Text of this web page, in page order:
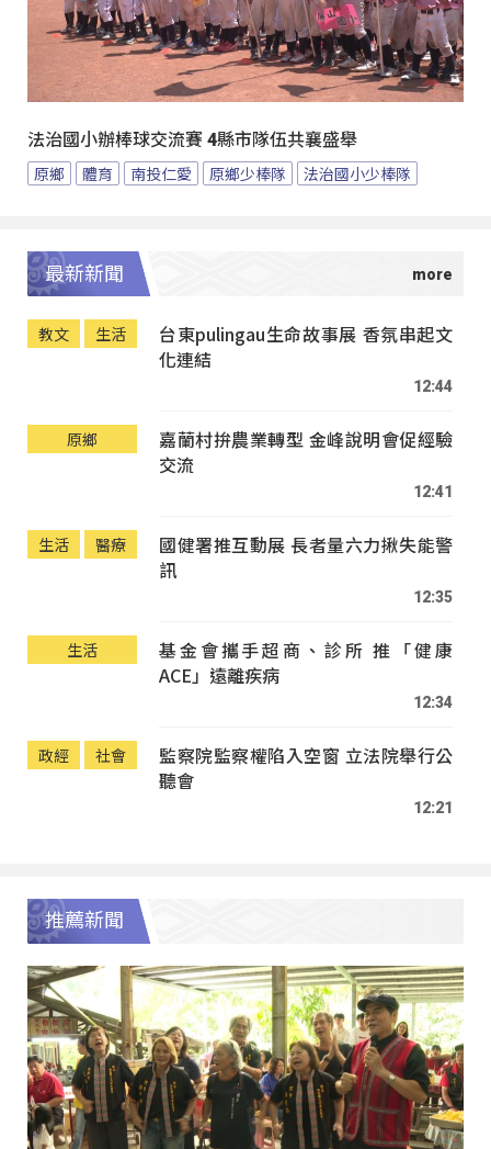
法治國小辦棒球交流賽 4縣市隊伍共襄盛舉
原鄉 體育 南投仁愛 原鄉少棒隊 法治國小少棒隊
最新新聞
教文 生活
台東pulingau生命故事展 香氛串起文
化連結
12:44
原鄉
嘉蘭村拚農業轉型 金峰說明會促經驗
交流
12:41
生活 醫療
國健署推互動展 長者量六力揪失能警
訊
12:35
生活
基金會攜手超商、診所 推「健康
ACE」遠離疾病
12:34
政經 社會
監察院監察權陷入空窗 立法院舉行公
聽會
12:21
推薦新聞